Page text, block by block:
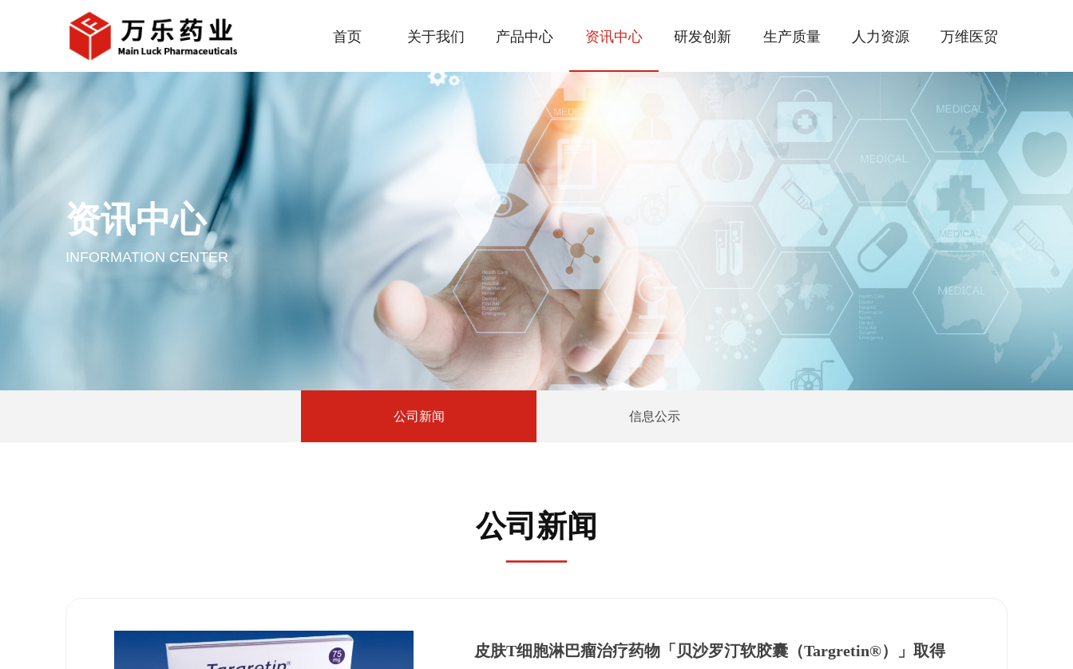
首页 关于我们 产品中心 资讯中心 研发创新 生产质量 人力资源 万维医贸
资讯中心
INFORMATION CENTER
公司新闻 信息公示
公司新闻
——
皮肤T细胞淋巴瘤治疗药物「贝沙罗汀软胶囊（Targretin®）」取得